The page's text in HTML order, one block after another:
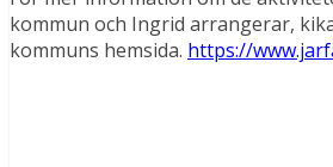
kommun och Ingrid arrangerar,
kommuns hemsida. https://